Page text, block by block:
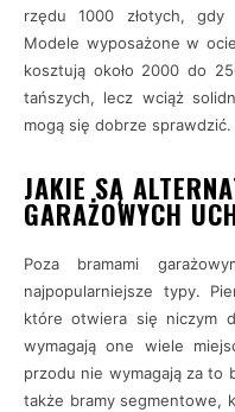
rzędu 1000 złotych,
Modele wyposażone w
kosztują około 2000 do
tańszych, lecz wciąż
mogą się dobrze sprawdzić.
JAKIE SĄ
GARAŻOWYCH
Poza bramami
najpopularniejsze typy.
które otwiera się niczym
wymagają one wiele
przodu nie wymagają za to
także bramy segmentowe,